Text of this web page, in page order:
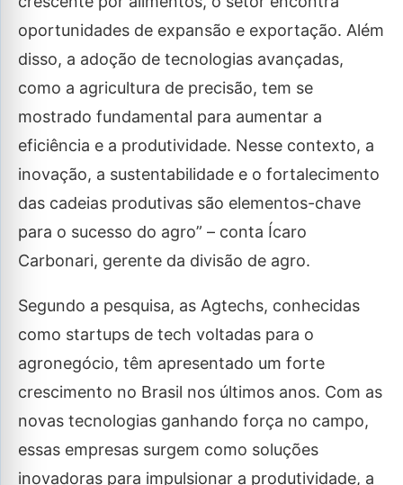
oportunidades de expansão e exportação. Além
disso, a adoção de tecnologias avançadas,
como a agricultura de precisão, tem se
mostrado fundamental para aumentar a
eficiência e a produtividade. Nesse contexto, a
inovação, a sustentabilidade e o fortalecimento
das cadeias produtivas são elementos-chave
para o sucesso do agro” – conta Ícaro
Carbonari, gerente da divisão de agro.
Segundo a pesquisa, as Agtechs, conhecidas
como startups de tech voltadas para o
agronegócio, têm apresentado um forte
crescimento no Brasil nos últimos anos. Com as
novas tecnologias ganhando força no campo,
essas empresas surgem como soluções
inovadoras para impulsionar a produtividade, a